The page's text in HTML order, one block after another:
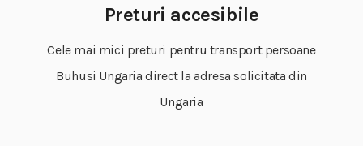
Preturi accesibile
Cele mai mici preturi pentru transport persoane
Buhusi Ungaria direct la adresa solicitata din
Ungaria